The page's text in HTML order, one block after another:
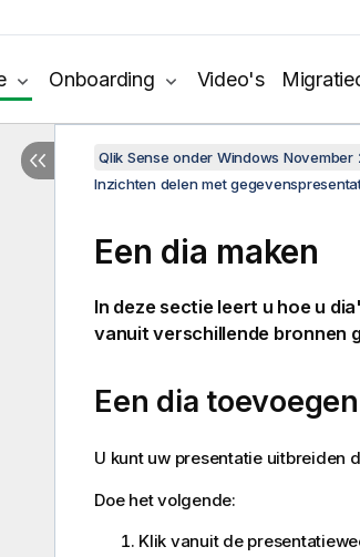
Onboarding Video's
Qlik Sense onder Windows November
Inzichten delen met
Een dia maken
In deze sectie leert u hoe u
vanuit verschillende bronnen
Een dia
U kunt uw presentatie uitbreiden
Doe het volgende:
Klik vanuit de